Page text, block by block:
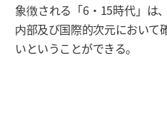
象徴される「6・15時代」は
内部及び国際的次元において
いということができる。